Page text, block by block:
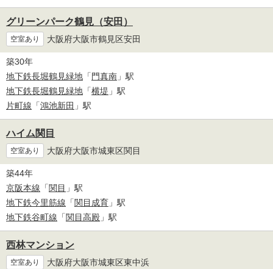
グリーンパーク鶴見（安田）
空室あり 大阪府大阪市鶴見区安田
築30年
地下鉄長堀鶴見緑地 「 門真南 」駅
地下鉄長堀鶴見緑地 「横堤 」駅
片町線 「鴻池新田 」駅
ハイム関目
空室あり 大阪府大阪市城東区関目
築44年
京阪本線 「関目 」駅
地下鉄今里筋線 「関目成育 」駅
地下鉄谷町線 「関目高殿 」駅
西林マンション
空室あり 大阪府大阪市城東区東中浜